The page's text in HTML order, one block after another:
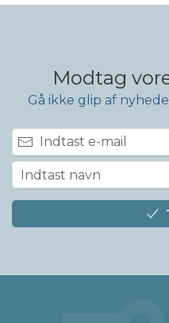
Modtag
Gå ikke glip af